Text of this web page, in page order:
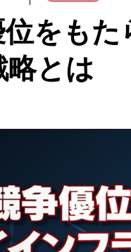
をもた
とは